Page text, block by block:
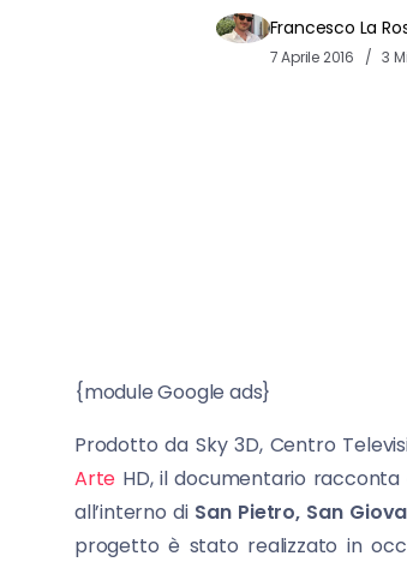
Francesco La
7 Aprile 2016 3
{module Google ads}
Prodotto da Sky 3D, Centro
Arte HD, il documentario
all’interno di San Pietro, San
progetto è stato realizzato in